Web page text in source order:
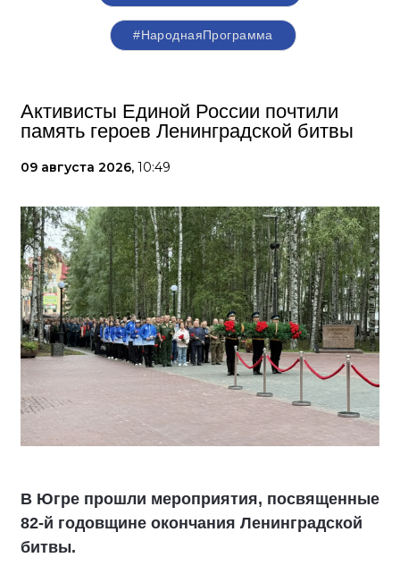
#НароднаяПрограмма
Активисты Единой России почтили
память героев Ленинградской битвы
09 августа 2026, 10:49
В Югре прошли мероприятия, посвященные
82-й годовщине окончания Ленинградской
битвы.